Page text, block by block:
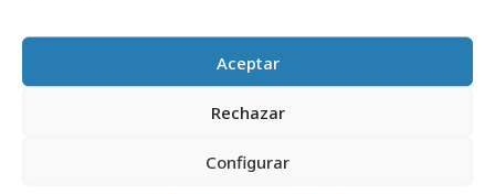
Aceptar
Rechazar
Configurar